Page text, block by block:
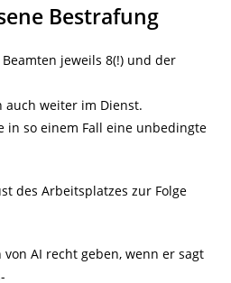
Bestrafung
jeweils 8(!) und der
auch weiter im Dienst.
in so einem Fall eine unbedingte
des Arbeitsplatzes zur Folge
AI recht geben, wenn er sagt